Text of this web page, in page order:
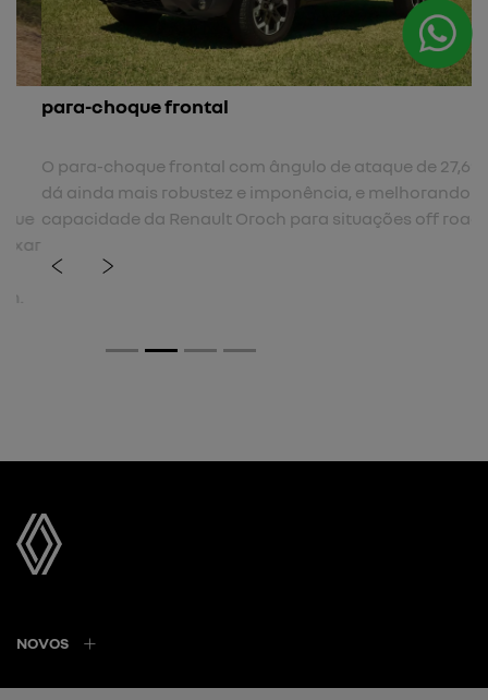
para-choque frontal
O para-choque frontal com ângulo de ataque de 27,6°
dá ainda mais robustez e imponência, e melhorando a
capacidade da Renault Oroch para situações off road.
previousnextPróximo
NOVOS
POLÍTICA DE PRIVACIDADE